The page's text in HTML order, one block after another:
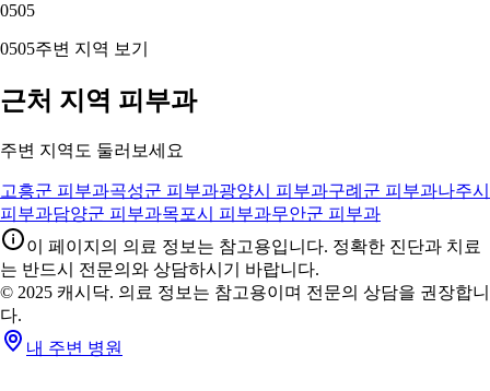
0505
0505주변 지역 보기
근처 지역 피부과
주변 지역도 둘러보세요
고흥군 피부과곡성군 피부과광양시 피부과구례군 피부과나주시
피부과담양군 피부과목포시 피부과무안군 피부과
이 페이지의 의료 정보는 참고용입니다. 정확한 진단과 치료
는 반드시 전문의와 상담하시기 바랍니다.
© 2025 캐시닥. 의료 정보는 참고용이며 전문의 상담을 권장합니
다.
내 주변 병원